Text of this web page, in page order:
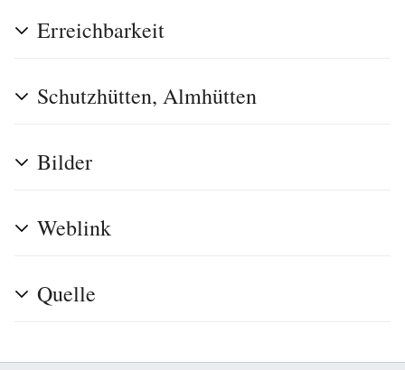
Erreichbarkeit
Schutzhütten, Almhütten
Bilder
Weblink
Quelle